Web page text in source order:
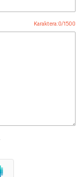
Karaktera:0/1500